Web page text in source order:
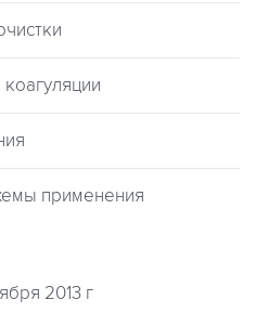
применения
2013 г